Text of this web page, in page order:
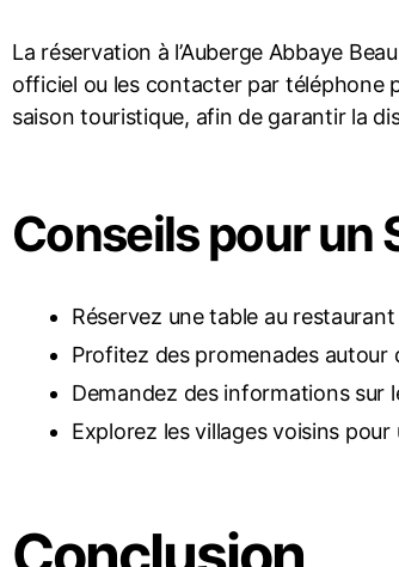
La réservation à l’Auberge Abbaye
officiel ou les contacter par téléphone
saison touristique, afin de garantir la
Conseils pour un
Réservez une table au
Profitez des promenades autour
Demandez des informations sur
Explorez les villages voisins